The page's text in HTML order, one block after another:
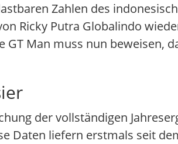
Zahlen des
Ricky Putra Globalindo
Man muss nun beweisen,
der vollständigen
Daten liefern erstmals seit